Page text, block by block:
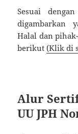
Sesuai
digambarkan
Halal dan
berikut(Klik di
Alur
UU JPH